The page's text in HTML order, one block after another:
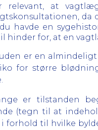
relevant, at
da
havde en
hinder for, at en
er en
for større
er tilstanden
(tegn til at
forhold til hvilke